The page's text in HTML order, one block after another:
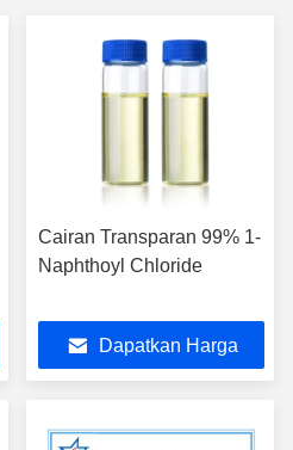
Cairan Transparan 99% 1-
Naphthoyl Chloride
Dapatkan Harga